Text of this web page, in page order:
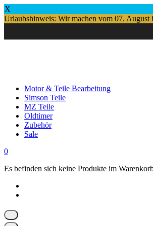
X
Urlaubshinweis: Wir machen vom 07. August
Motor & Teile Bearbeitung
Simson Teile
MZ Teile
Oldtimer
Zubehör
Sale
0
Es befinden sich keine Produkte im